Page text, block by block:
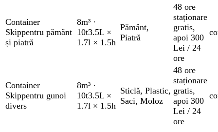
Container
Skippentru pământ
și piatră
8m³ ·
10t3.5L ×
1.7l × 1.5h
Pământ,
Piatră
48 ore
staționare
gratis,
apoi 300
Lei / 24
ore
Container
Skippentru gunoi
divers
8m³ ·
10t3.5L ×
1.7l × 1.5h
Sticlă, Plastic,
Saci, Moloz
48 ore
staționare
gratis,
apoi 300
Lei / 24
ore